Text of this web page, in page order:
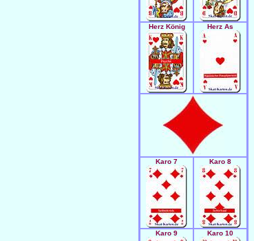
Herz König Herz As
Karo 7 Karo 8
Karo 9 Karo 10